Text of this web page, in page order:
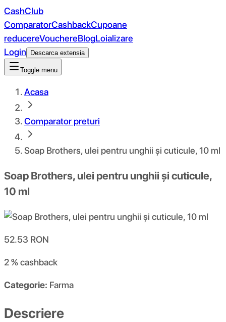
CashClub
ComparatorCashbackCupoane
reducereVouchereBlogLoializare
Login
Descarca extensia
Toggle menu
Acasa
Comparator preturi
Soap Brothers, ulei pentru unghii și cuticule, 10 ml
Soap Brothers, ulei pentru unghii și cuticule,
10 ml
52.53 RON
2 %cashback
Categorie: Farma
Descriere